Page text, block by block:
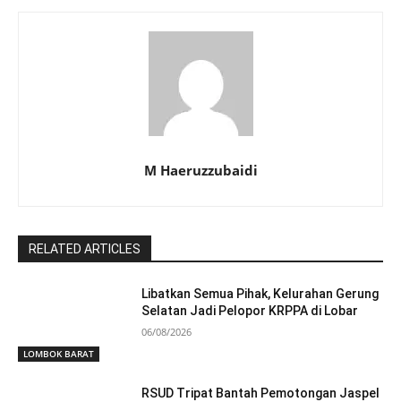
M Haeruzzubaidi
RELATED ARTICLES
LOMBOK BARAT
Libatkan Semua Pihak, Kelurahan Gerung
Selatan Jadi Pelopor KRPPA di Lobar
06/08/2026
RSUD Tripat Bantah Pemotongan Jaspel